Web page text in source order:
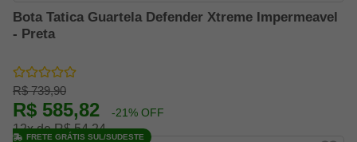
Bota Tatica Guartela Defender Xtreme Impermeavel
- Preta
R$ 739,90
R$ 585,82 -21% OFF
12x de R$ 54,24
FRETE GRÁTIS SUL/SUDESTE